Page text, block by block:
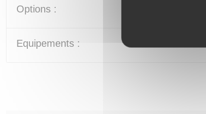
Options :
Equipements :